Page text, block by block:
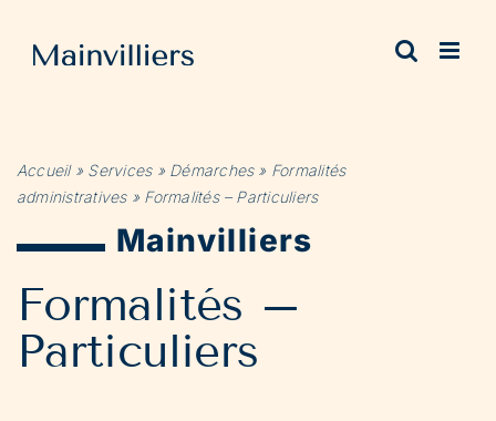
contenu
Accueil» Services» Démarches» Formalités
administratives» Formalités – Particuliers
Mainvilliers
Formalités –
Particuliers